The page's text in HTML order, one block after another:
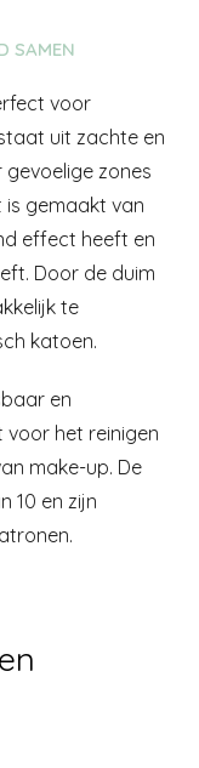
SAMEN
voor
uit zachte en
zones
is gemaakt van
effect heeft en
Door de duim
te
katoen.
en
voor het reinigen
make-up. De
10 en zijn